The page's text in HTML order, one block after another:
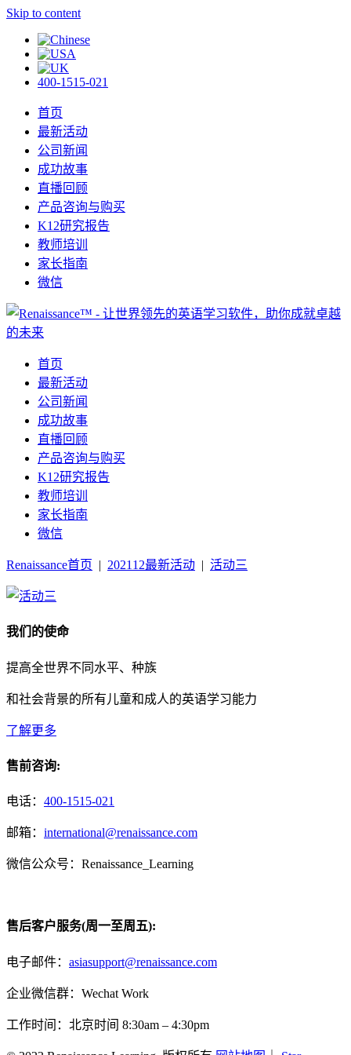
Skip to content
400-1515-021
首页
最新活动
公司新闻
成功故事
直播回顾
产品咨询与购买
K12研究报告
教师培训
家长指南
微信
首页
最新活动
公司新闻
成功故事
直播回顾
产品咨询与购买
K12研究报告
教师培训
家长指南
微信
Renaissance首页 | 202112最新活动 | 活动三
我们的使命
提高全世界不同水平、种族
和社会背景的所有儿童和成人的英语学习能力
了解更多
售前咨询:
电话： 400-1515-021
邮箱： international@renaissance.com
微信公众号：Renaissance_Learning
售后客户服务(周一至周五):
电子邮件： asiasupport@renaissance.com
企业微信群：Wechat Work
工作时间：北京时间 8:30am – 4:30pm